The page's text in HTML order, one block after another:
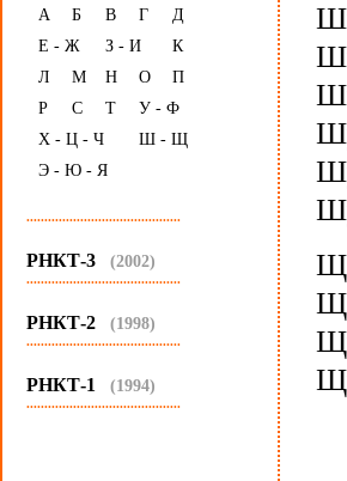
А Б В Г
Д
Е - Ж
З - И
К
Л
М Н О
П
Р
С Т
У - Ф
Х - Ц - Ч
Ш - Щ
Э - Ю - Я
...........................................
РНКТ-3 (2002)
...........................................
РНКТ-2 (1998)
...........................................
РНКТ-1 (1994)
...........................................